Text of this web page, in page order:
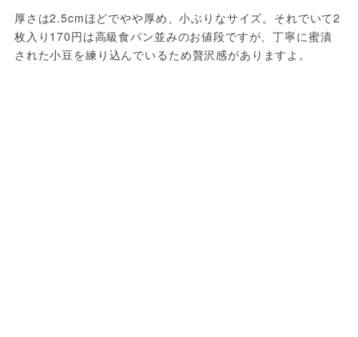
厚さは2.5cmほどでやや厚め、小ぶりなサイズ。それでいて2
枚入り170円は高級食パン並みのお値段ですが、丁寧に蜜漬
された小豆を練り込んでいるため贅沢感がありますよ。